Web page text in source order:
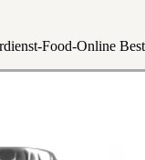
Food-Online